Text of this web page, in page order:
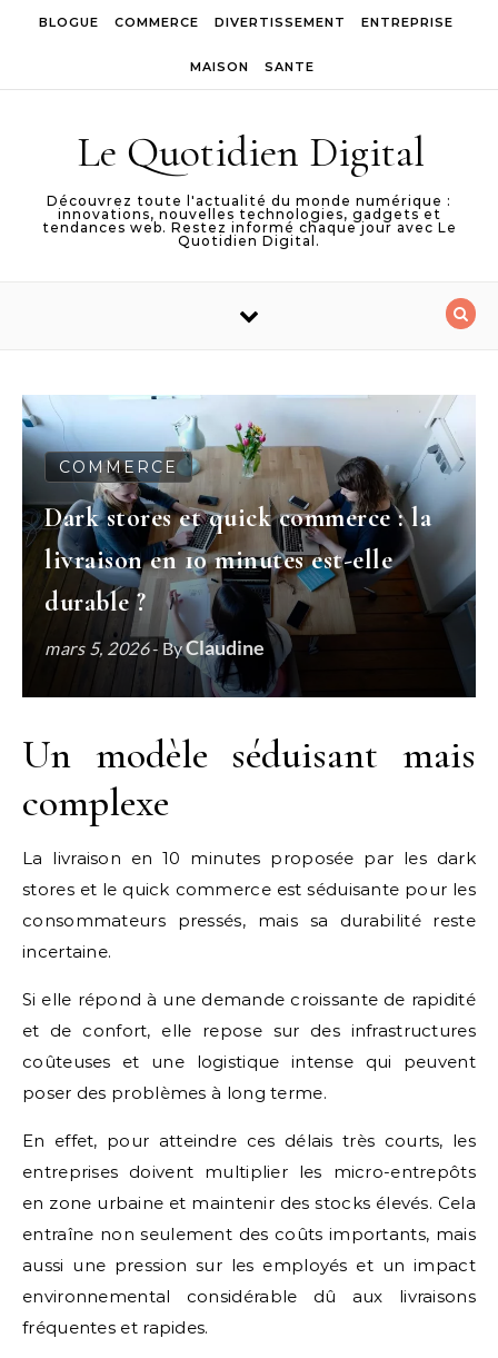
BLOGUE COMMERCE DIVERTISSEMENT ENTREPRISE
MAISON SANTE
Le Quotidien Digital
Découvrez toute l'actualité du monde numérique :
innovations, nouvelles technologies, gadgets et
tendances web. Restez informé chaque jour avec Le
Quotidien Digital.
COMMERCE
Dark stores et quick commerce : la
livraison en 10 minutes est-elle
durable ?
mars 5, 2026- ByClaudine
Un modèle séduisant mais
complexe
La livraison en 10 minutes proposée par les dark
stores et le quick commerce est séduisante pour les
consommateurs pressés, mais sa durabilité reste
incertaine.
Si elle répond à une demande croissante de rapidité
et de confort, elle repose sur des infrastructures
coûteuses et une logistique intense qui peuvent
poser des problèmes à long terme.
En effet, pour atteindre ces délais très courts, les
entreprises doivent multiplier les micro-entrepôts
en zone urbaine et maintenir des stocks élevés. Cela
entraîne non seulement des coûts importants, mais
aussi une pression sur les employés et un impact
environnemental considérable dû aux livraisons
fréquentes et rapides.